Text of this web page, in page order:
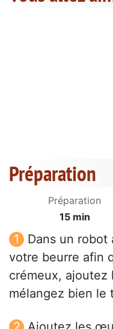
Préparation
Préparation
15 min
Dans un robot
votre beurre afin
crémeux, ajoutez
mélangez bien le